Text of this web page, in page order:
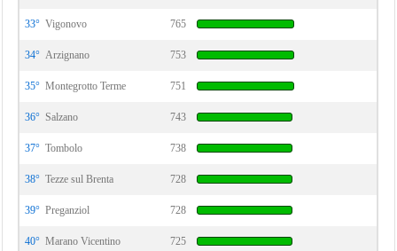
33° Vigonovo 765
34° Arzignano 753
35° Montegrotto Terme 751
36° Salzano 743
37° Tombolo 738
38° Tezze sul Brenta 728
39° Preganziol 728
40° Marano Vicentino 725